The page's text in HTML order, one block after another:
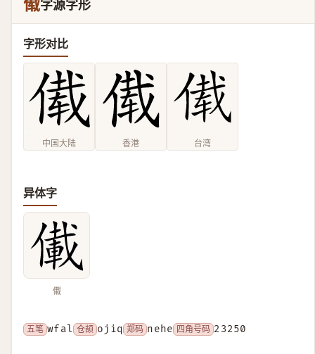
傤字源字形
字形对比
中国大陆 香港 台湾
异体字
儎
五笔 wfal 仓颉 ojiq 郑码 nehe 四角号码 23250